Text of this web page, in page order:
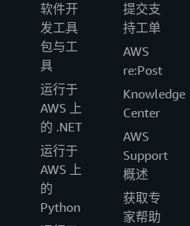
软件开
发工具
包与工
具
运行于
AWS 上
的 .NET
运行于
AWS 上
的
Python
提交支
持工单
AWS
re:Post
Knowledge
Center
AWS
Support
概述
获取专
家帮助